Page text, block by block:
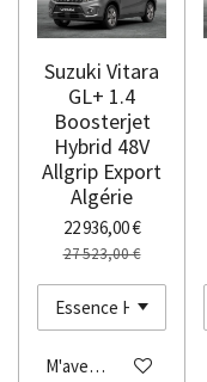
Suzuki Vitara
GL+ 1.4
Boosterjet
Hybrid 48V
Allgrip Export
Algérie
22 936,00 €
27 523,00 €
M'avertir si disponible